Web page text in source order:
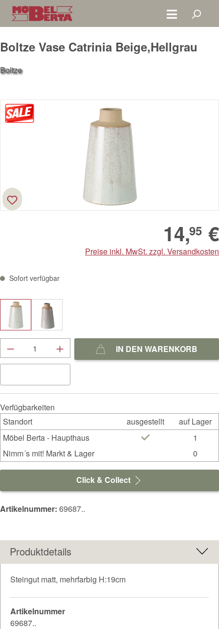
Zum Hauptinhalt springen
Boltze Vase Catrinia Beige,Hellgrau
Boltze
Bildergalerie überspringen
14,95 €
Preise inkl. MwSt. zzgl. Versandkosten
Sofort verfügbar
Produkt Anzahl: Gib den gewünschten Wert
IN DEN WARENKORB
Verfügbarkeiten
Standort
ausgestellt
auf Lager
Möbel Berta - Haupthaus
1
Nimm´s mit! Markt & Lager
0
Click & Collect
Artikelnummer: 69687..
Produktdetails
Steingut matt, mehrfarbig H:19cm
Artikelnummer
69687..